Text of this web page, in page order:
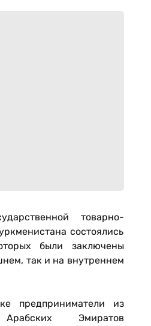
товарно-
состоялись
были заключены
так и на внутреннем
предприниматели из
Эмиратов